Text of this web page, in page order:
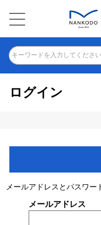
キーワードを入力してください
ログイン
メールアドレスとパスワー
メールアドレス